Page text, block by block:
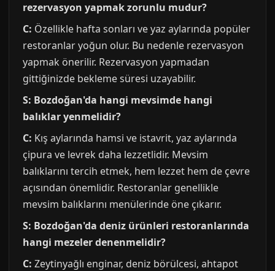
rezervasyon yapmak zorunlu mudur?
C: Özellikle hafta sonları ve yaz aylarında popüler
restoranlar yoğun olur. Bu nedenle rezervasyon
yapmak önerilir. Rezervasyon yapmadan
gittiğinizde bekleme süresi uzayabilir.
S: Bozdoğan'da hangi mevsimde hangi
balıklar yenmelidir?
C: Kış aylarında hamsi ve istavrit, yaz aylarında
çipura ve levrek daha lezzetlidir. Mevsim
balıklarını tercih etmek, hem lezzet hem de çevre
açısından önemlidir. Restoranlar genellikle
mevsim balıklarını menülerinde öne çıkarır.
S: Bozdoğan'da deniz ürünleri restoranlarında
hangi mezeler denenmelidir?
C: Zeytinyağlı enginar, deniz börülcesi, ahtapot